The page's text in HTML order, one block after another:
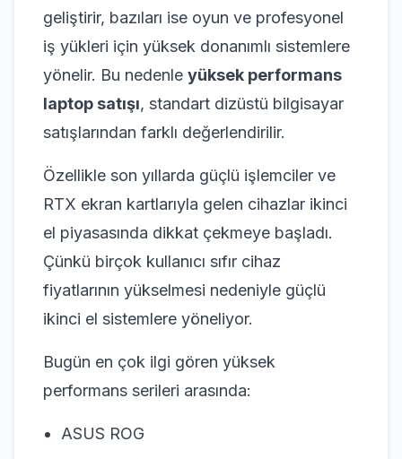
geliştirir, bazıları ise oyun ve profesyonel
iş yükleri için yüksek donanımlı sistemlere
yönelir. Bu nedenle yüksek performans
laptop satışı, standart dizüstü bilgisayar
satışlarından farklı değerlendirilir.
Özellikle son yıllarda güçlü işlemciler ve
RTX ekran kartlarıyla gelen cihazlar ikinci
el piyasasında dikkat çekmeye başladı.
Çünkü birçok kullanıcı sıfır cihaz
fiyatlarının yükselmesi nedeniyle güçlü
ikinci el sistemlere yöneliyor.
Bugün en çok ilgi gören yüksek
performans serileri arasında:
ASUS ROG